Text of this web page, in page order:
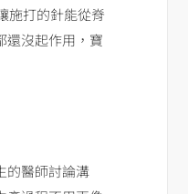
施打的針能從脊
還沒起作用，寶
的醫師討論溝